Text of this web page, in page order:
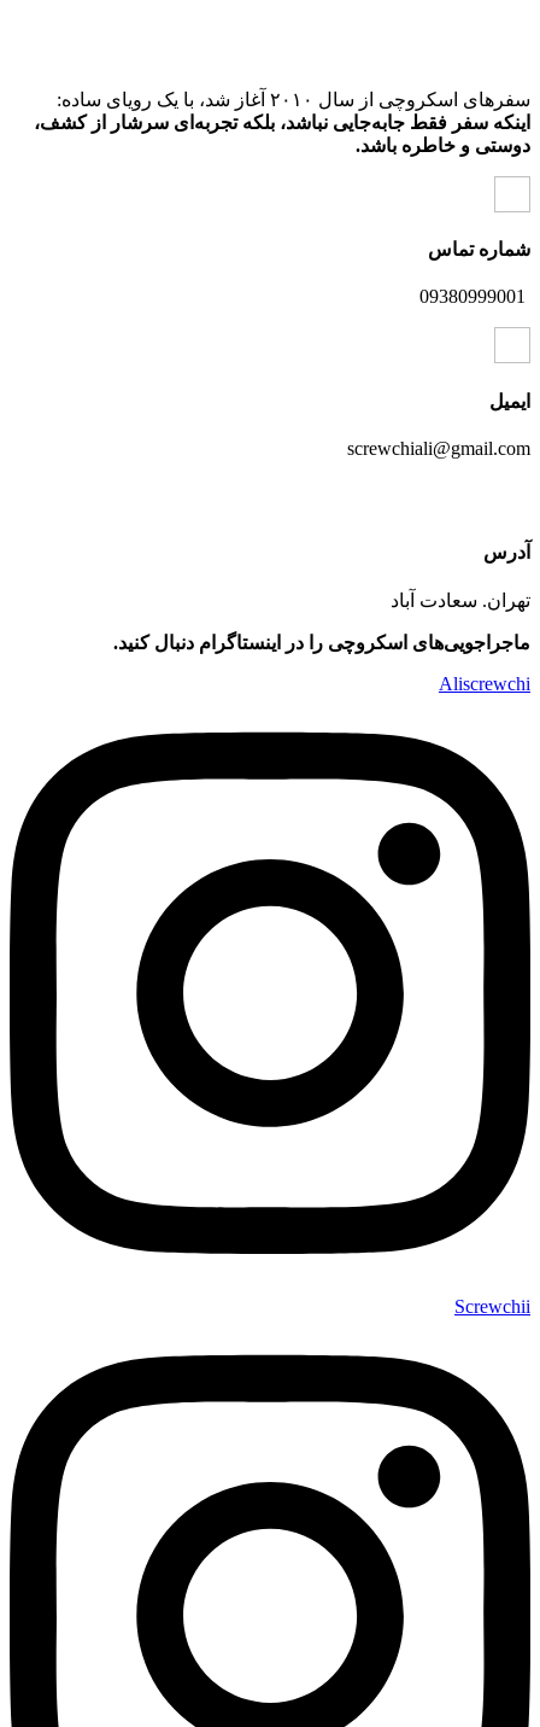
سفرهای اسکروچی از سال ۲۰۱۰ آغاز شد، با یک رویای ساده:
اینکه سفر فقط جابه‌جایی نباشد، بلکه تجربه‌ای سرشار از کشف،
دوستی و خاطره باشد.
شماره تماس
ایمیل
screwchiali@gmail.com
آدرس
تهران. سعادت آباد
ماجراجویی‌های اسکروچی را در اینستاگرام دنبال کنید.
Aliscrewchi
Screwchii